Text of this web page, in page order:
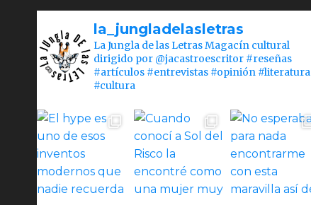
la_jungladelasletras
La Jungla de las Letras Magacín cultural
dirigido por @jacastroescritor #reseñas
#artículos #entrevistas #opinión #literatura
#cultura